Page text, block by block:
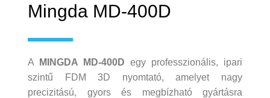
Mingda MD-400D
A MINGDA MD‑400D egy professzionális, ipari
szintű FDM 3D nyomtató, amelyet nagy
precizitású, gyors és megbízható gyártásra